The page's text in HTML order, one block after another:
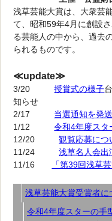
浅草芸能大賞は、大衆芸
て、昭和59年4月に創設
る芸能人の中から、過去
られるものです。
≪update≫
3/20授賞式の様子
知らせ
2/17 当選通知を発
1/12令和4年度スタ
12/20観覧応募につ
11/24浅草名人会出
11/16
「第39回浅草
浅草芸能大賞受賞者に
令和4年度スターの手